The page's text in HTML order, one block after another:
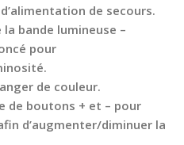
de secours.
bande lumineuse –
pour
de couleur.
de boutons + et – pour
d’augmenter/diminuer la